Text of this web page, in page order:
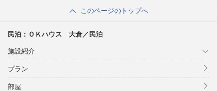
このページのトップへ
民泊：ＯＫハウス 大倉／民泊
施設紹介
プラン
部屋